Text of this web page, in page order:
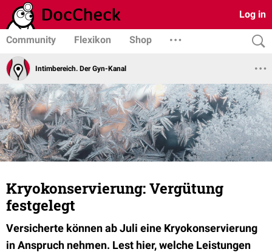
Log in
Community Flexikon Shop
Intimbereich. Der Gyn-Kanal
Kryokonservierung: Vergütung
festgelegt
Versicherte können ab Juli eine Kryokonservierung
in Anspruch nehmen. Lest hier, welche Leistungen